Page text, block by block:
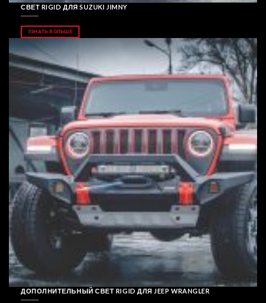
СВЕТ RIGID ДЛЯ SUZUKI JIMNY
УЗНАТЬ БОЛЬШЕ
ДОПОЛНИТЕЛЬНЫЙ СВЕТ RIGID ДЛЯ JEEP WRANGLER